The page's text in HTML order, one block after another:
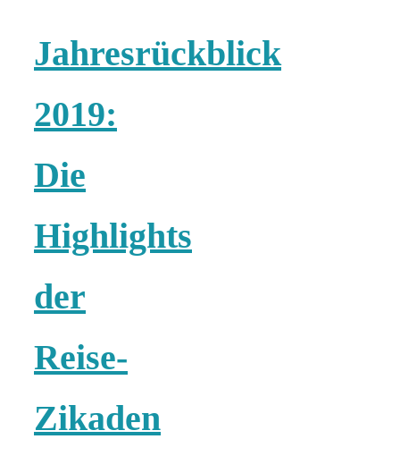
Jahresrückblick
2019:
Die
Highlights
der
Reise-
Zikaden